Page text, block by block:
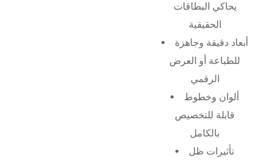
يحاكي البطاقات
الحقيقية
أبعاد دقيقة وجاهزة
للطباعة أو العرض
الرقمي
ألوان وخطوط
قابلة للتخصيص
بالكامل
تأثيرات ظل